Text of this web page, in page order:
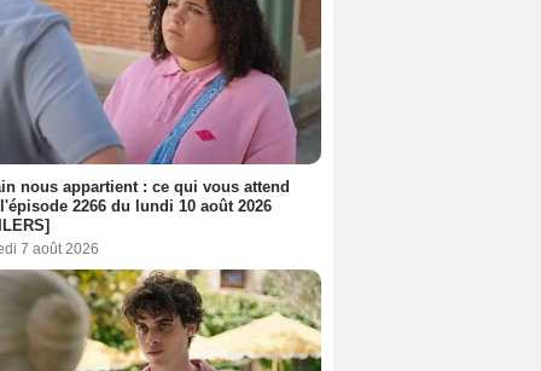
nous appartient : ce qui vous attend
2266 du lundi 10 août 2026
7 août 2026